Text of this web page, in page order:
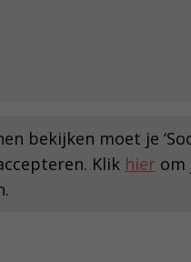
bekijken moet je
Klik hier om